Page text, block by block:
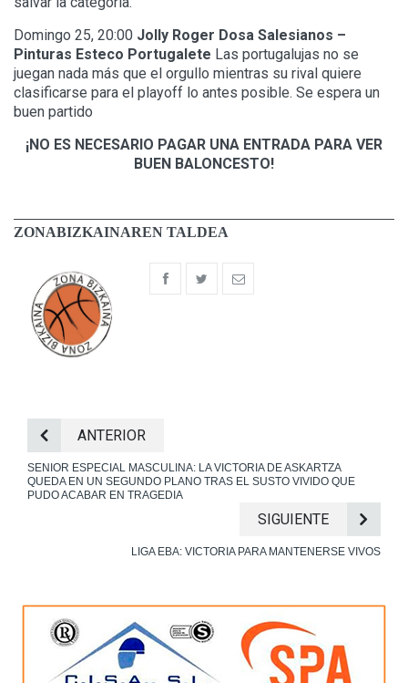
Domingo 25, 20:00 Jolly Roger Dosa Salesianos –
Pinturas Esteco Portugalete Las portugalujas no se
juegan nada más que el orgullo mientras su rival quiere
clasificarse para el playoff lo antes posible. Se espera un
buen partido
¡NO ES NECESARIO PAGAR UNA ENTRADA PARA VER
BUEN BALONCESTO!
ZONABIZKAINAREN TALDEA
ANTERIOR
SENIOR ESPECIAL MASCULINA: LA VICTORIA DE ASKARTZA
QUEDA EN UN SEGUNDO PLANO TRAS EL SUSTO VIVIDO QUE
PUDO ACABAR EN TRAGEDIA
SIGUIENTE
LIGA EBA: VICTORIA PARA MANTENERSE VIVOS